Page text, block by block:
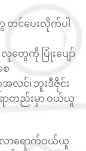
တင်ပေးလိုက်ပါ
လူတွေကို ပြုံးပျော်
ေ
လင်၊ ဘူးဒီဇိုင်း
ရာတည်းမှာ ဝယ်ယူ
ာရောက်ဝယ်ယူ